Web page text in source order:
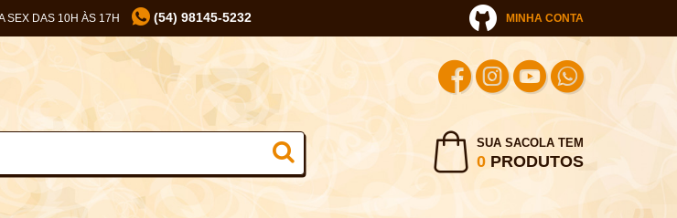
SEX DAS 10H ÀS 17H (54) 98145-5232 MINHA CONTA
SUA SACOLA TEM
0PRODUTOS